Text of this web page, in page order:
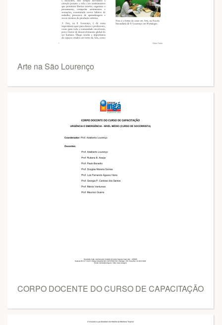
Arte na São Lourenço
CORPO DOCENTE DO CURSO DE CAPACITAÇÃO